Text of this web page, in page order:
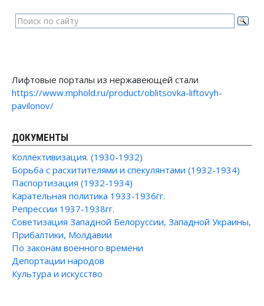
Лифтовые порталы из нержавеющей стали
https://www.mphold.ru/product/oblitsovka-liftovyh-
pavilonov/
ДОКУМЕНТЫ
Коллективизация. (1930-1932)
Борьба с расхитителями и спекулянтами (1932-1934)
Паспортизация (1932-1934)
Карательная политика 1933-1936гг.
Репрессии 1937-1938гг.
Советизация Западной Белоруссии, Западной Украины,
Прибалтики, Молдавии
По законам военного времени
Депортации народов
Культура и искусство